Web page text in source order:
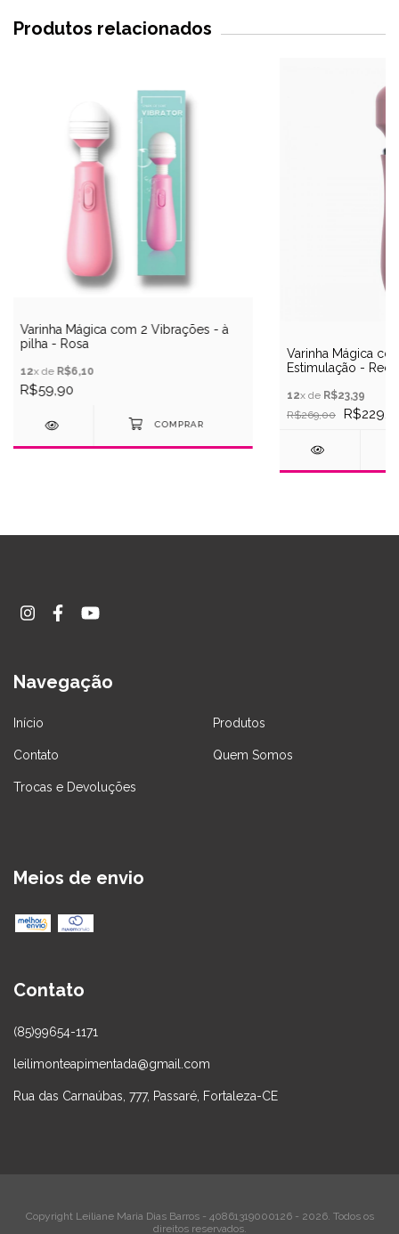
Produtos relacionados
Varinha Mágica com 2 Vibrações - à
pilha - Rosa
12x de R$6,10
R$59,90
Varinha Mágica
Estimulação -
12x de R$23,39
R$269,00
Navegação
Início Produtos
Contato Quem Somos
Trocas e Devoluções
Meios de envio
Contato
(85)99654-1171
leilimonteapimentada@gmail.com
Rua das Carnaúbas, 777, Passaré, Fortaleza-CE
Copyright Leiliane Maria Dias Barros - 40861319000126 - 2026. Todos os
direitos reservados.